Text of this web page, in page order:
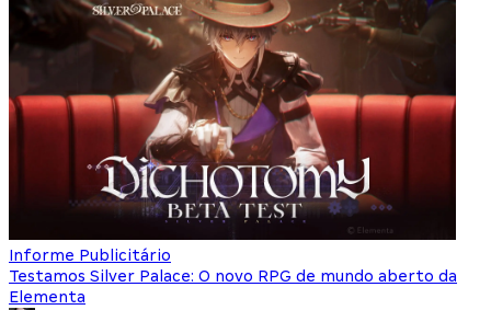
Informe Publicitário
Testamos Silver Palace: O novo RPG de mundo aberto da
Elementa